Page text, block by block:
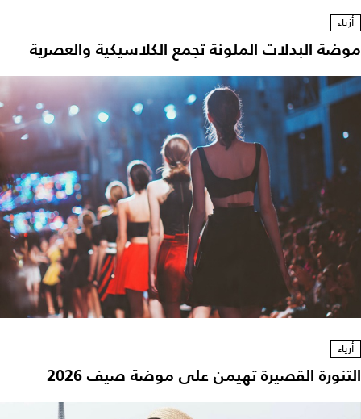
أزياء
موضة البدلات الملونة تجمع الكلاسيكية والعصرية
أزياء
التنورة القصيرة تهيمن على موضة صيف 2026